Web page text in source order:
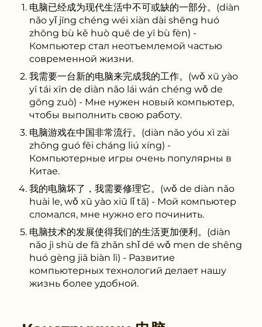
电脑已经成为现代生活中不可或缺的一部分。(diàn
nǎo yǐ jīng chéng wéi xiàn dài shēng huó
zhōng bù kě huò quē de yī bù fèn) -
Компьютер стал неотъемлемой частью
современной жизни.
我需要一台新的电脑来完成我的工作。(wǒ xū yào
yī tái xīn de diàn nǎo lái wán chéng wǒ de
gōng zuò) - Мне нужен новый компьютер,
чтобы выполнить свою работу.
电脑游戏在中国非常流行。(diàn nǎo yóu xì zài
zhōng guó fēi cháng liú xíng) -
Компьютерные игры очень популярны в
Китае.
我的电脑坏了，我需要修理它。(wǒ de diàn nǎo
huài le, wǒ xū yào xiū lǐ tā) - Мой компьютер
сломался, мне нужно его починить.
电脑技术的发展使得我们的生活更加便利。(diàn
nǎo jì shù de fā zhǎn shǐ dé wǒ men de shēng
huó gèng jiā biàn lì) - Развитие
компьютерных технологий делает нашу
жизнь более удобной.